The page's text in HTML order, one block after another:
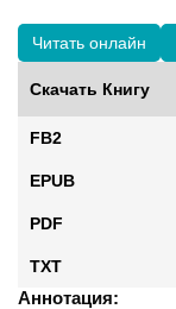
Читать онлайн
Скачать Книгу
FB2
EPUB
PDF
TXT
Аннотация: